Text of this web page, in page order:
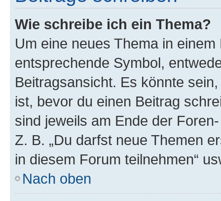
Wie schreibe ich ein Thema?
Um eine neues Thema in
entsprechende Symbol,
Beitragsansicht. Es könnte
ist, bevor du einen Beitrag
sind jeweils am Ende der
Z. B. „Du darfst neue Themen
in diesem Forum teilnehmen“
Nach oben